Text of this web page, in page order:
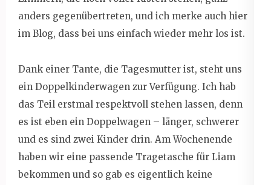
anders gegenübertreten, und ich merke auch hier
im Blog, dass bei uns einfach wieder mehr los ist.
Dank einer Tante, die Tagesmutter ist, steht uns
ein Doppelkinderwagen zur Verfügung. Ich hab
das Teil erstmal respektvoll stehen lassen, denn
es ist eben ein Doppelwagen – länger, schwerer
und es sind zwei Kinder drin. Am Wochenende
haben wir eine passende Tragetasche für Liam
bekommen und so gab es eigentlich keine